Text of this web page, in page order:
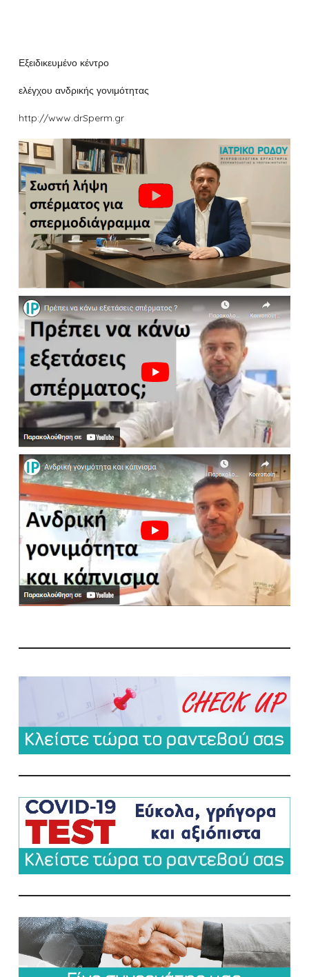
Εξειδικευμένο κέντρο
ελέγχου ανδρικής γονιμότητας
http://www.drSperm.gr